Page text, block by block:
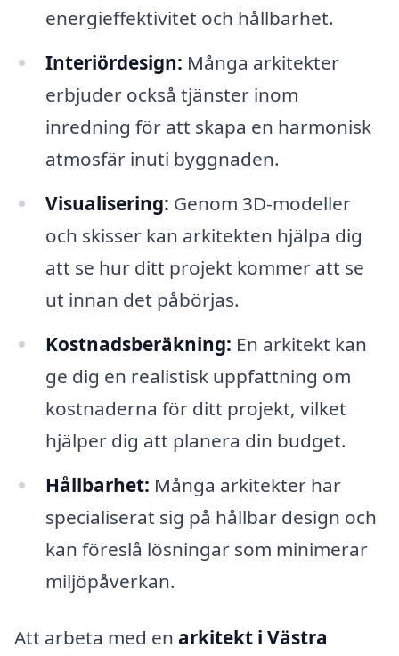
energieffektivitet och hållbarhet.
Interiördesign: Många arkitekter
erbjuder också tjänster inom
inredning för att skapa en harmonisk
atmosfär inuti byggnaden.
Visualisering: Genom 3D-modeller
och skisser kan arkitekten hjälpa dig
att se hur ditt projekt kommer att se
ut innan det påbörjas.
Kostnadsberäkning: En arkitekt kan
ge dig en realistisk uppfattning om
kostnaderna för ditt projekt, vilket
hjälper dig att planera din budget.
Hållbarhet: Många arkitekter har
specialiserat sig på hållbar design och
kan föreslå lösningar som minimerar
miljöpåverkan.
Att arbeta med en arkitekt i Västra